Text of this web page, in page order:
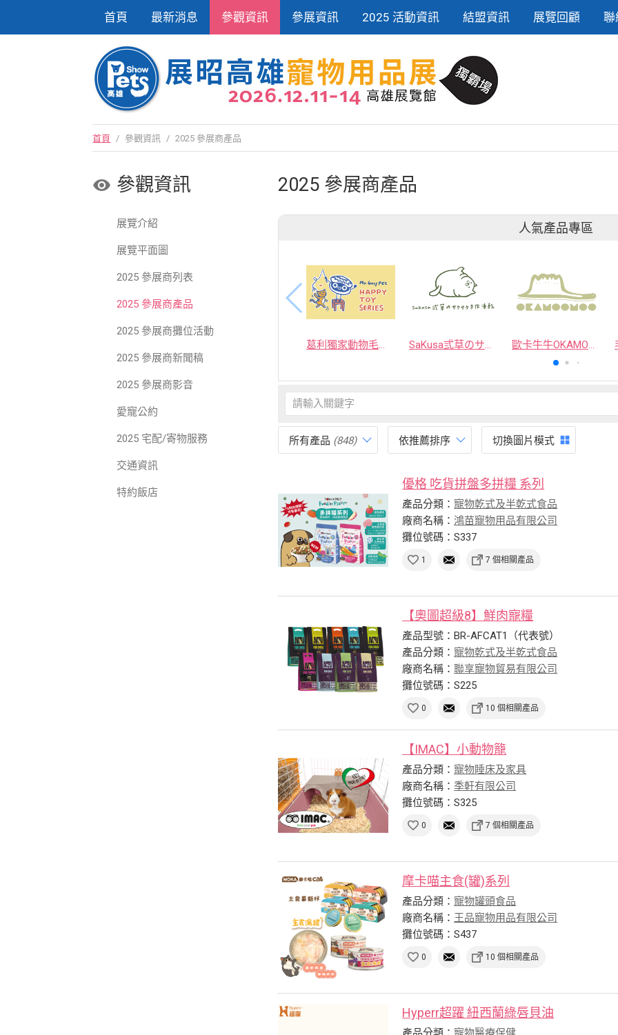
首頁 最新消息 參觀資訊 參展資訊 2025 活動資訊 結盟資訊 展覽回顧 聯
首頁 / 參觀資訊 / 2025 參展商產品
參觀資訊
展覽介紹
展覽平面圖
2025 參展商列表
2025 參展商產品
2025 參展商攤位活動
2025 參展商新聞稿
2025 參展商影音
愛寵公約
2025 宅配/寄物服務
交通資訊
特約飯店
2025 參展商產品
人氣產品專區
葛利獨家動物毛逗貓棒 SaKusa弎草のサクサク手作凍乾 歐卡牛牛OKAMOOMOO 貓草包
所有產品 (848) 依推薦排序 切換圖片模式
優格 吃貨拼盤多拼糧 系列
產品分類：寵物乾式及半乾式食品
廠商名稱：鴻苗寵物用品有限公司
攤位號碼：S337
1 7 個相關產品
【奧圖超級8】鮮肉寵糧
產品型號：BR-AFCAT1（代表號）
產品分類：寵物乾式及半乾式食品
廠商名稱：聯享寵物貿易有限公司
攤位號碼：S225
0 10 個相關產品
【IMAC】小動物籠
產品分類：寵物睡床及家具
廠商名稱： 季軒有限公司
攤位號碼：S325
0 7 個相關產品
摩卡喵主食(罐)系列
產品分類：寵物罐頭食品
廠商名稱： 王品寵物用品有限公司
攤位號碼：S437
0 10 個相關產品
Hyperr超躍 紐西蘭綠唇貝油